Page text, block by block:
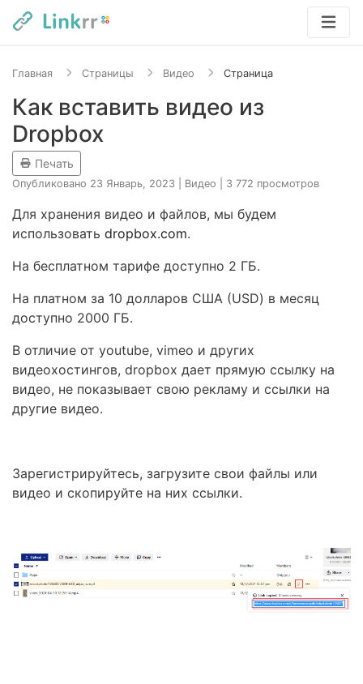
Главная Страницы Видео Страница
Как вставить видео из
Dropbox
Печать
Опубликовано 23 Январь, 2023 Видео 3 772 просмотров
Для хранения видео и файлов, мы будем
использовать dropbox.com.
На бесплатном тарифе доступно 2 ГБ.
На платном за 10 долларов США (USD) в месяц
доступно 2000 ГБ.
В отличие от youtube, vimeo и других
видеохостингов, dropbox дает прямую ссылку на
видео, не показывает свою рекламу и ссылки на
другие видео.
Зарегистрируйтесь, загрузите свои файлы или
видео и скопируйте на них ссылки.